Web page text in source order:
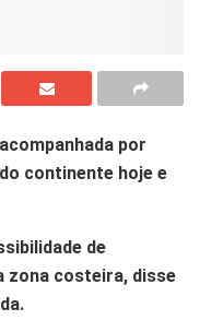
por
continente hoje e
de
zona costeira, disse